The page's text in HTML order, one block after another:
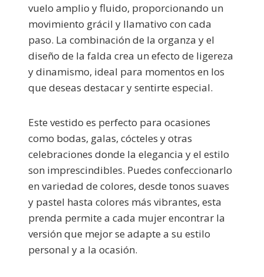
vuelo amplio y fluido, proporcionando un
movimiento grácil y llamativo con cada
paso. La combinación de la organza y el
diseño de la falda crea un efecto de ligereza
y dinamismo, ideal para momentos en los
que deseas destacar y sentirte especial.
Este vestido es perfecto para ocasiones
como bodas, galas, cócteles y otras
celebraciones donde la elegancia y el estilo
son imprescindibles. Puedes confeccionarlo
en variedad de colores, desde tonos suaves
y pastel hasta colores más vibrantes, esta
prenda permite a cada mujer encontrar la
versión que mejor se adapte a su estilo
personal y a la ocasión.